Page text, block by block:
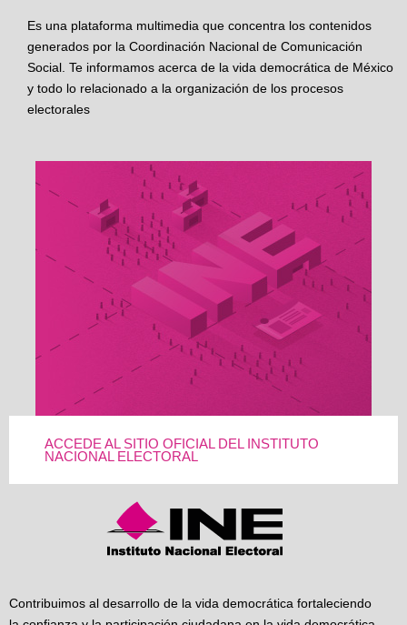
Es una plataforma multimedia que concentra los contenidos
generados por la Coordinación Nacional de Comunicación
Social. Te informamos acerca de la vida democrática de México
y todo lo relacionado a la organización de los procesos
electorales
ACCEDE AL SITIO OFICIAL DEL INSTITUTO
NACIONAL ELECTORAL
Contribuimos al desarrollo de la vida democrática fortaleciendo